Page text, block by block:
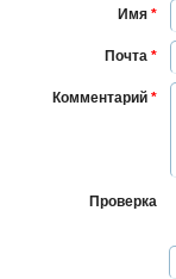
Имя *
Почта *
Комментарий *
Проверка